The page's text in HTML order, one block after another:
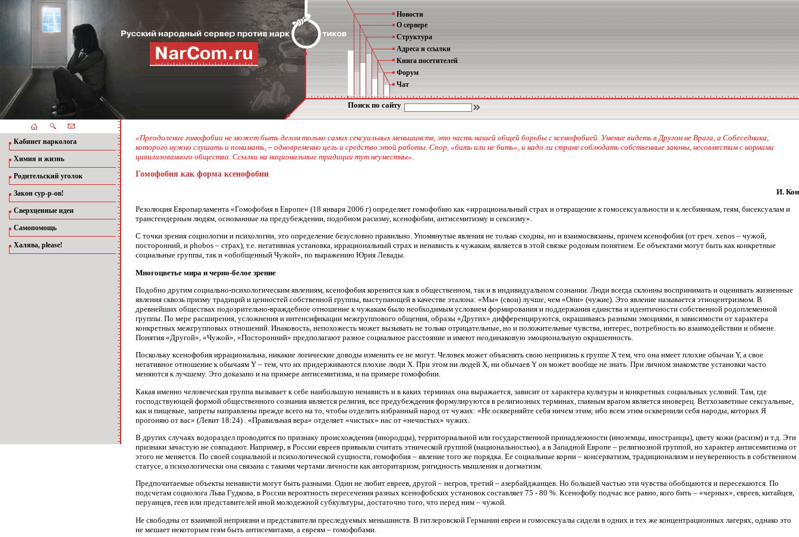
Новости
О сервере
Структура
Адреса и ссылки
Книга посетителей
Форум
Чат
Поиск по сайту
Кабинет нарколога
Химия и жизнь
Родительский уголок
Закон сур-р-ов!
Сверхценные идеи
Самопомощь
Халява, please!
«Преодоление гомофобии не может быть делом только самих сексуальных меньшинств, это часть нашей общей борьбы с ксенофобией. Умение видеть в Другом не Врага, а Собеседника,
которого нужно слушать и понимать,– одновременно цель и средство этой работы. Спор, «бить или не бить», и надо ли стране соблюдать собственные законы, несовместим с нормами
цивилизованного общества. Ссылки на национальные традиции тут неуместны».
Гомофобия как форма ксенофобии
И. Кон
Резолюция Европарламента «Гомофобия в Европе» (18 января 2006 г) определяет гомофобию как «иррациональный страх и отвращение к гомосексуальности и к лесбиянкам, геям, бисексуалам и
трансгендерным людям, основанные на предубеждении, подобном расизму, ксенофобии, антисемитизму и сексизму».
С точки зрения социологии и психологии, это определение безусловно правильно. Упомянутые явления не только сходны, но и взаимосвязаны, причем ксенофобия (от греч. хenos – чужой,
посторонний, и phobos – страх), т.е. негативная установка, иррациональный страх и ненависть к чужакам, является в этой связке родовым понятием. Ее объектами могут быть как конкретные
социальные группы, так и «обобщенный Чужой», по выражению Юрия Левады.
Многоцветье мира и черно-белое зрение
Подобно другим социально-психологическим явлениям, ксенофобия коренится как в общественном, так и в индивидуальном сознании. Люди всегда склонны воспринимать и оценивать жизненные
явления сквозь призму традиций и ценностей собственной группы, выступающей в качестве эталона: «Мы» (свои) лучше, чем «Они» (чужие). Это явление называется этноцентризмом. В
древнейших обществах подозрительно-враждебное отношение к чужакам было необходимым условием формирования и поддержания единства и идентичности собственной родоплеменной
группы. По мере расширения, усложнения и интенсификации межгруппового общения, образы «Других» дифференцируются, окрашиваясь разными эмоциями, в зависимости от характера
конкретных межгрупповых отношений. Инаковость, непохожесть может вызывать не только отрицательные, но и положительные чувства, интерес, потребность во взаимодействии и обмене.
Понятия «Другой», «Чужой», «Посторонний» предполагают разное социальное расстояние и имеют неодинаковую эмоциональную окрашенность.
Поскольку ксенофобия иррациональна, никакие логические доводы изменить ее не могут. Человек может объяснять свою неприязнь к группе Х тем, что она имеет плохие обычаи Y, а свое
негативное отношение к обычаям Y – тем, что их придерживаются плохие люди Х. При этом ни людей Х, ни обычаев Y он может вообще не знать. При личном знакомстве установки часто
меняются к лучшему. Это доказано и на примере антисемитизма, и на примере гомофобии.
Какая именно человеческая группа вызывает к себе наибольшую ненависть и в каких терминах она выражается, зависит от характера культуры и конкретных социальных условий. Там, где
господствующей формой общественного сознания является религия, все предубеждения формулируются в религиозных терминах, главным врагом является иноверец. Ветхозаветные сексуальные,
как и пищевые, запреты направлены прежде всего на то, чтобы отделить избранный народ от чужих: «Не оскверняйте себя ничем этим; ибо всем этим осквернили себя народы, которых Я
прогоняю от вас» (Левит 18:24) . «Правильная вера» отделяет «чистых» нас от «нечистых» чужих.
В других случаях водораздел проводится по признаку происхождения (инородцы), территориальной или государственной принадлежности (иноземцы, иностранцы), цвету кожи (расизм) и т.д. Эти
признаки зачастую не совпадают. Например, в России евреев привыкли считать этнической группой (национальностью), а в Западной Европе – религиозной группой, но характер антисемитизма от
этого не меняется. По своей социальной и психологической сущности, гомофобия – явление того же порядка. Ее социальные корни – консерватизм, традиционализм и неуверенность в собственном
статусе, а психологически она связана с такими чертами личности как авторитаризм, ригидность мышления и догматизм.
Предпочитаемые объекты ненависти могут быть разными. Один не любит евреев, другой – негров, третий – азербайджанцев. Но большей частью эти чувства обобщаются и пересекаются. По
подсчетам социолога Льва Гудкова, в России вероятность пересечения разных ксенофобских установок составляет 75 - 80 %. Ксенофобу подчас все равно, кого бить – «черных», евреев, китайцев,
перуанцев, геев или представителей иной молодежной субкультуры, достаточно того, что перед ним – чужой.
Не свободны от взаимной неприязни и представители преследуемых меньшинств. В гитлеровской Германии евреи и гомосексуалы сидели в одних и тех же концентрационных лагерях, однако это
не мешает некоторым геям быть антисемитами, а евреям – гомофобами.